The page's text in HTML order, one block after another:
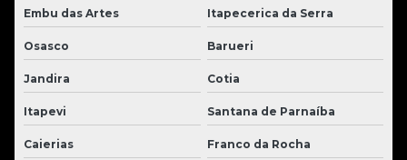
Embu das Artes Itapecerica da Serra
Osasco Barueri
Jandira Cotia
Itapevi Santana de Parnaíba
Caierias Franco da Rocha